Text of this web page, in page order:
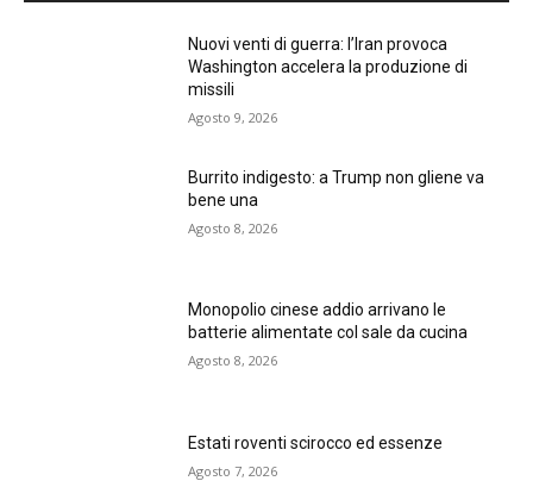
Nuovi venti di guerra: l’Iran provoca
Washington accelera la produzione di
missili
Agosto 9, 2026
Burrito indigesto: a Trump non gliene va
bene una
Agosto 8, 2026
Monopolio cinese addio arrivano le
batterie alimentate col sale da cucina
Agosto 8, 2026
Estati roventi scirocco ed essenze
Agosto 7, 2026